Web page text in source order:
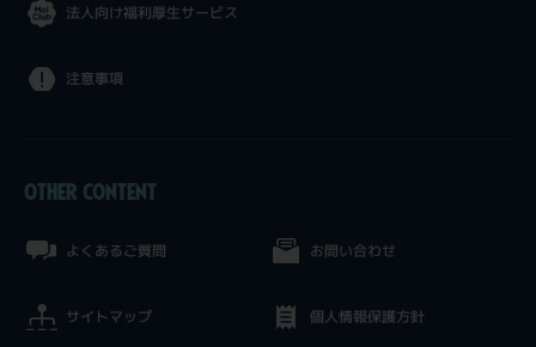
法人向け福利厚生サービス
注意事項
OTHER CONTENT
よくあるご質問
サイトマップ
お問い合わせ
個人情報保護方針